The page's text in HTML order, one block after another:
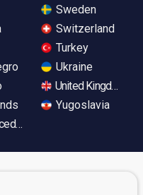
Sweden
Switzerland
Turkey
Ukraine
United Kingdom
Yugoslavia